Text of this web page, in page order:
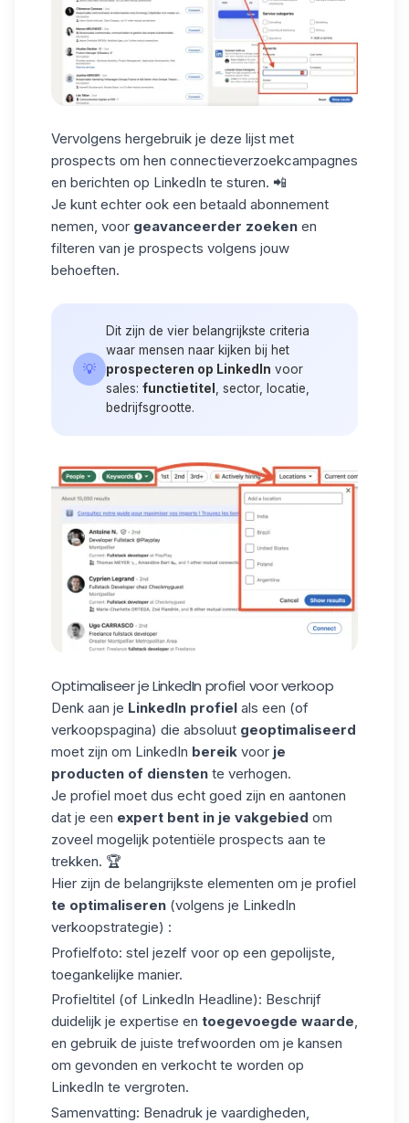
Vervolgens hergebruik je deze lijst met
prospects om hen connectieverzoekcampagnes
en berichten op LinkedIn te sturen. 📲
Je kunt echter ook een betaald abonnement
nemen, voor geavanceerder zoeken en
filteren van je prospects volgens jouw
behoeften.
💡
Dit zijn de vier belangrijkste criteria
waar mensen naar kijken bij het
prospecteren op LinkedIn voor
sales: functietitel , sector, locatie,
bedrijfsgrootte.
Optimaliseer je LinkedIn profiel voor verkoop
Denk aan je LinkedIn profiel als een (of
verkoopspagina) die absoluut geoptimaliseerd
moet zijn om LinkedIn bereik voor je
producten of diensten te verhogen.
Je profiel moet dus echt goed zijn en aantonen
dat je een expert bent in je vakgebied om
zoveel mogelijk potentiële prospects aan te
trekken. 🏆
Hier zijn de belangrijkste elementen om je profiel
te optimaliseren (volgens je LinkedIn
verkoopstrategie) :
Profielfoto: stel jezelf voor op een gepolijste,
toegankelijke manier.
Profieltitel (of LinkedIn Headline): Beschrijf
duidelijk je expertise en toegevoegde waarde,
en gebruik de juiste trefwoorden om je kansen
om gevonden en verkocht te worden op
LinkedIn te vergroten.
Samenvatting: Benadruk je vaardigheden,